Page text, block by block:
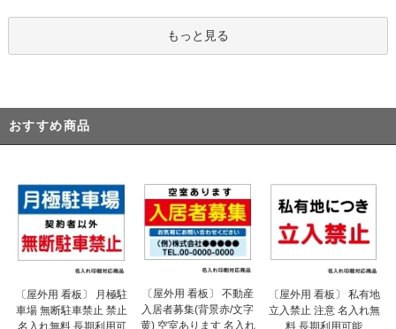
もっと見る
おすすめ商品
〔屋外用 看板〕 月極駐
車場 無断駐車禁止 禁止
名入れ無料 長期利用可
〔屋外用 看板〕 不動産
入居者募集(背景赤/文字
黄) 空室あります 名入れ
〔屋外用 看板〕 私有地
立入禁止 注意 名入れ無
料 長期利用可能